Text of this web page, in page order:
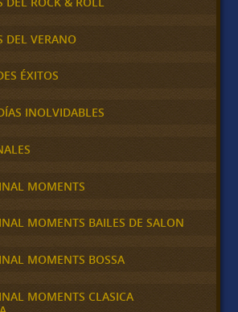
DEL VERANO
ÉXITOS
INOLVIDABLES
MOMENTS
MOMENTS BAILES DE SALON
MOMENTS BOSSA
MOMENTS CLASICA